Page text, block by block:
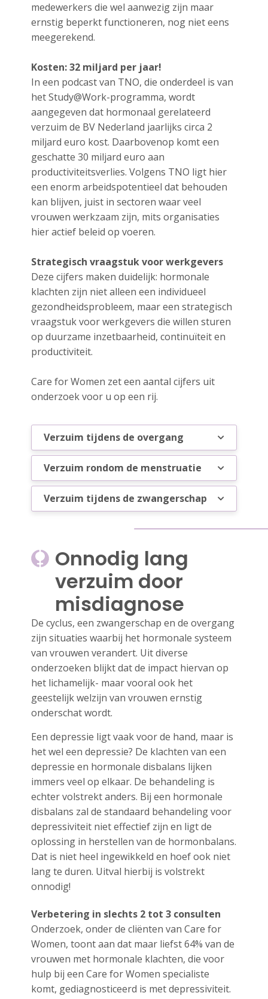
medewerkers die wel aanwezig zijn maar
ernstig beperkt functioneren, nog niet eens
meegerekend.
Kosten: 32 miljard per jaar!
In een podcast van TNO, die onderdeel is van
het Study@Work-programma, wordt
aangegeven dat hormonaal gerelateerd
verzuim de BV Nederland jaarlijks circa 2
miljard euro kost. Daarbovenop komt een
geschatte 30 miljard euro aan
productiviteitsverlies. Volgens TNO ligt hier
een enorm arbeidspotentieel dat behouden
kan blijven, juist in sectoren waar veel
vrouwen werkzaam zijn, mits organisaties
hier actief beleid op voeren.
Strategisch vraagstuk voor werkgevers
Deze cijfers maken duidelijk: hormonale
klachten zijn niet alleen een individueel
gezondheidsprobleem, maar een strategisch
vraagstuk voor werkgevers die willen sturen
op duurzame inzetbaarheid, continuïteit en
productiviteit.
Care for Women zet een aantal cijfers uit
onderzoek voor u op een rij.
Verzuim tijdens de overgang
Verzuim rondom de menstruatie
Verzuim tijdens de zwangerschap
Onnodig lang
verzuim door
misdiagnose
De cyclus, een zwangerschap en de overgang
zijn situaties waarbij het hormonale systeem
van vrouwen verandert. Uit diverse
onderzoeken blijkt dat de impact hiervan op
het lichamelijk- maar vooral ook het
geestelijk welzijn van vrouwen ernstig
onderschat wordt.
Een depressie ligt vaak voor de hand, maar is
het wel een depressie? De klachten van een
depressie en hormonale disbalans lijken
immers veel op elkaar. De behandeling is
echter volstrekt anders. Bij een hormonale
disbalans zal de standaard behandeling voor
depressiviteit niet effectief zijn en ligt de
oplossing in herstellen van de hormonbalans.
Dat is niet heel ingewikkeld en hoef ook niet
lang te duren. Uitval hierbij is volstrekt
onnodig!
Verbetering in slechts 2 tot 3 consulten
Onderzoek, onder de cliënten van Care for
Women, toont aan dat maar liefst 64% van de
vrouwen met hormonale klachten, die voor
hulp bij een Care for Women specialiste
komt, gediagnosticeerd is met depressiviteit.